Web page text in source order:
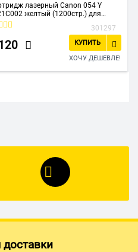
лазерный Canon 054 Y
желтый (1200стр.) для
MF643Cdw/MF641Cw/LBP62
621Cw
301297
КУПИТЬ
ХОЧУ ДЕШЕВЛЕ!